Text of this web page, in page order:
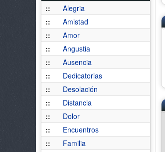
::
Alegria
::
Amistad
::
Amor
::
Angustia
::
Ausencia
::
Dedicatorias
::
Desolación
::
Distancia
::
Dolor
::
Encuentros
::
Familia